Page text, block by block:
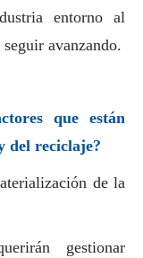
entorno al
avanzando.
que están
del reciclaje?
de la
gestionar